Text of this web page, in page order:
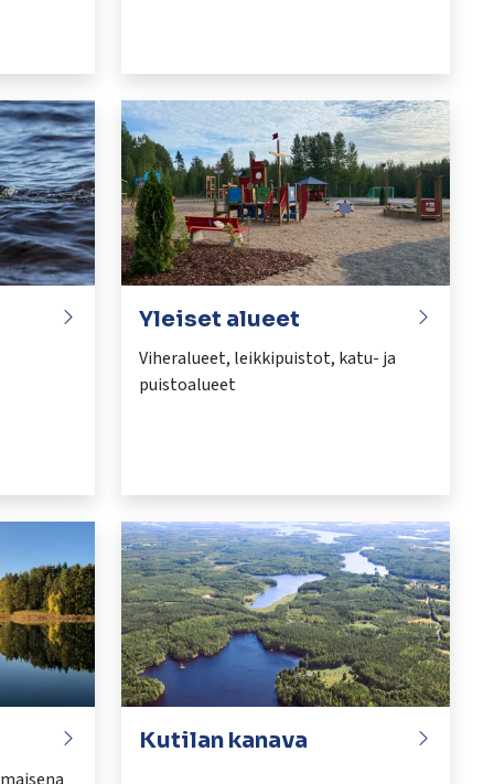
Yleiset alueet
Viheralueet, leikkipuistot, katu- ja
puistoalueet
Kutilan kanava